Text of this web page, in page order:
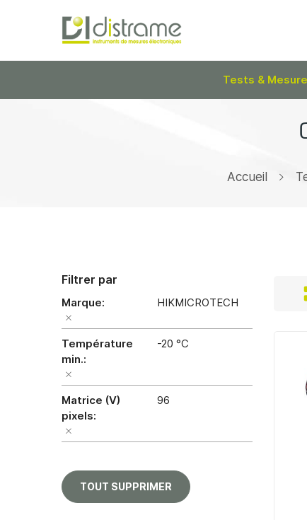
Tests &
Accueil
Filtrer par
Marque HIKMICROTECH
Température
min.
-20 °C
Matrice (V)
pixels
96
TOUT SUPPRIMER